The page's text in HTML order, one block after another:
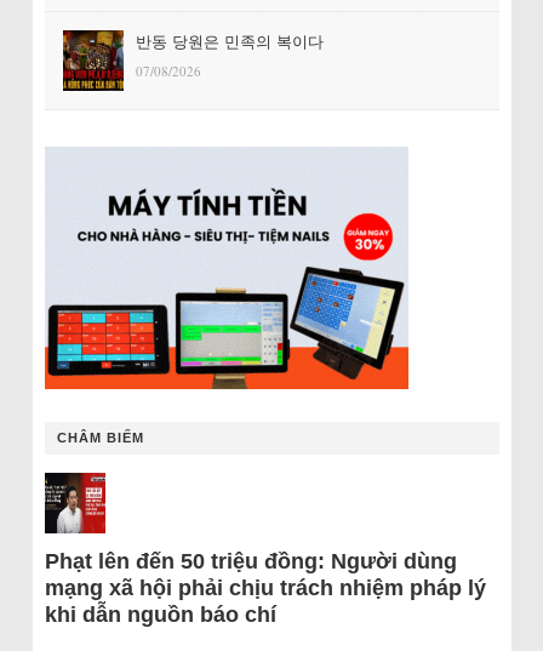
반동 당원은 민족의 복이다
07/08/2026
CHÂM BIẾM
Phạt lên đến 50 triệu đồng: Người dùng
mạng xã hội phải chịu trách nhiệm pháp lý
khi dẫn nguồn báo chí